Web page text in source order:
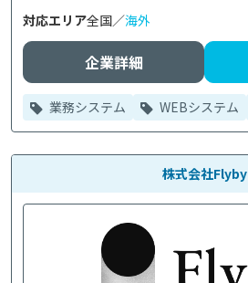
対応エリア全国／海外
企業詳細
業務システム WEBシステム
株式会社Flyby